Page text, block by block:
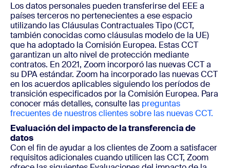
Los datos personales pueden transferirse del EEE a
países terceros no pertenecientes a ese espacio
utilizando las Cláusulas Contractuales Tipo (CCT,
también conocidas como cláusulas modelo de la UE)
que ha adoptado la Comisión Europea. Estas CCT
garantizan un alto nivel de protección mediante
contratos. En 2021, Zoom incorporó las nuevas CCT a
su DPA estándar. Zoom ha incorporado las nuevas CCT
en los acuerdos aplicables siguiendo los períodos de
transición especificados por la Comisión Europea. Para
conocer más detalles, consulte las preguntas
frecuentes de nuestros clientes sobre las nuevas CCT.
Evaluación del impacto de la transferencia de
datos
Con el fin de ayudar a los clientes de Zoom a satisfacer
requisitos adicionales cuando utilicen las CCT, Zoom